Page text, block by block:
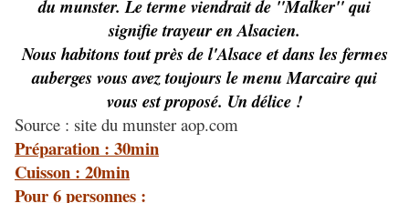
du munster. Le terme viendrait de "Malker" qui
signifie trayeur en Alsacien.
Nous habitons tout près de l'Alsace et dans les fermes
auberges vous avez toujours le menu Marcaire qui
vous est proposé. Un délice !
Source : site du munster aop.com
Préparation : 30min
Cuisson : 20min
Pour 6 personnes :